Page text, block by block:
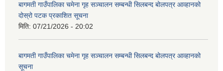
बागमती गाउँपालिका चमेना गृह सञ्चालन सम्बन्धी सिलबन्द बोलपत्र आव्हानको
दोस्रो पटक प्रकाशित सूचना
मिति: 07/21/2026 - 20:02
बागमती गाउँपालिका चमेना गृह सञ्चालन सम्बन्धी सिलबन्द बोलपत्र आव्हानको
सूचना